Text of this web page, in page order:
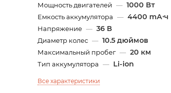
Мощность двигателей — 1000 Вт
Емкость аккумулятора — 4400 mА⋅ч
Напряжение — 36 В
Диаметр колес — 10.5 дюймов
Максимальный пробег — 20 км
Тип аккумулятора — Li-ion
Все характеристики